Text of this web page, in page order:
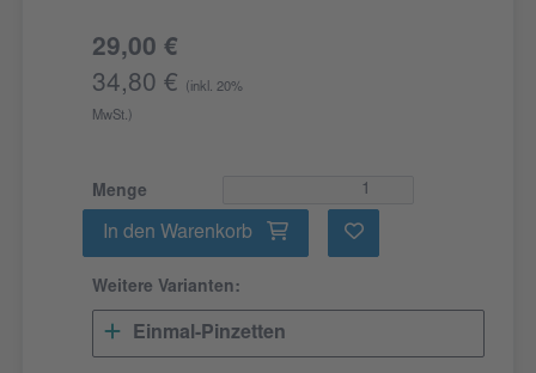
29,00 €
34,80 €
(inkl. 20%
MwSt.)
Menge
In den Warenkorb
Weitere Varianten:
Einmal-Pinzetten